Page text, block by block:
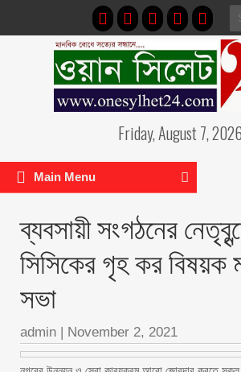
Friday, August 7, 2026
Main Menu
ব্যবসায়ী সংগঠনের
সিসিকের গৃহ কর বিষয়ক
সভা
admin | November 2, 2021